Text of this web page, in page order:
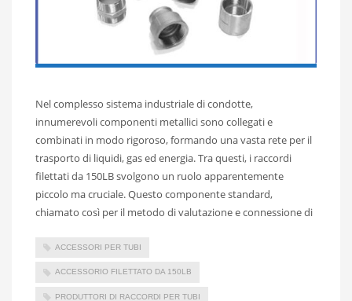
Nel complesso sistema industriale di condotte,
innumerevoli componenti metallici sono collegati e
combinati in modo rigoroso, formando una vasta rete per il
trasporto di liquidi, gas ed energia. Tra questi, i raccordi
filettati da 150LB svolgono un ruolo apparentemente
piccolo ma cruciale. Questo componente standard,
chiamato così per il metodo di valutazione e connessione di
ACCESSORI PER TUBI
ACCESSORIO FILETTATO DA 150LB
PRODUTTORI DI RACCORDI PER TUBI